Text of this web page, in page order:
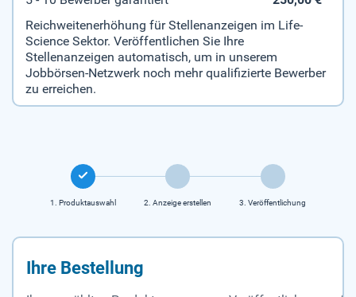
Reichweitenerhöhung für Stellenanzeigen im Life-
Science Sektor. Veröffentlichen Sie Ihre
Stellenanzeigen automatisch, um in unserem
Jobbörsen-Netzwerk noch mehr qualifizierte Bewerber
zu erreichen.
1. Produkt­auswahl 2. Anzeige erstellen 3. Veröffent­lichung
Ihre Bestellung